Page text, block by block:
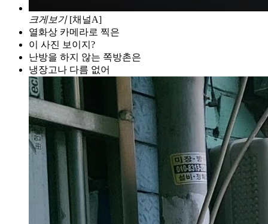
크게보기 [채널A]
열화상 카메라로 찍은
이 사진 보이지?
난방을 하지 않는 쪽방촌은
냉장고나 다름 없어